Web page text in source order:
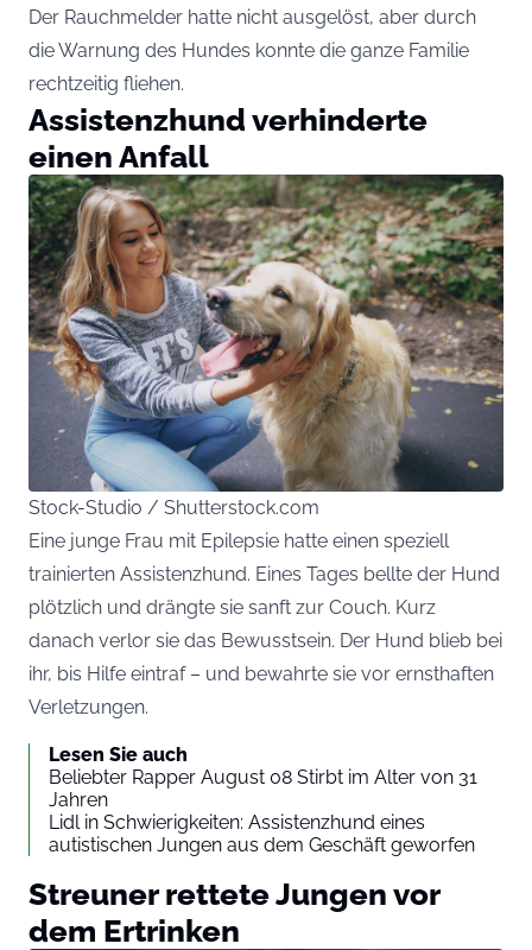
Der Rauchmelder hatte nicht ausgelöst, aber durch
die Warnung des Hundes konnte die ganze Familie
rechtzeitig fliehen.
Assistenzhund verhinderte
einen Anfall
Stock-Studio / Shutterstock.com
Eine junge Frau mit Epilepsie hatte einen speziell
trainierten Assistenzhund. Eines Tages bellte der Hund
plötzlich und drängte sie sanft zur Couch. Kurz
danach verlor sie das Bewusstsein. Der Hund blieb bei
ihr, bis Hilfe eintraf – und bewahrte sie vor ernsthaften
Verletzungen.
Lesen Sie auch
Beliebter Rapper August 08 Stirbt im Alter von 31
Jahren
Lidl in Schwierigkeiten: Assistenzhund eines
autistischen Jungen aus dem Geschäft geworfen
Streuner rettete Jungen vor
dem Ertrinken